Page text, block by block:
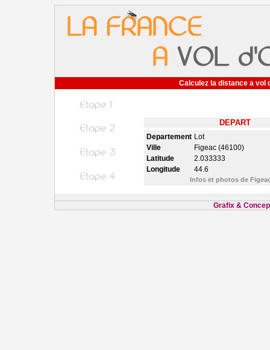
Calculez la distance a vol
DEPART
Departement Lot
Ville
Figeac (46100)
Latitude
2.033333
Longitude
44.6
Infos et photos de
Grafix &